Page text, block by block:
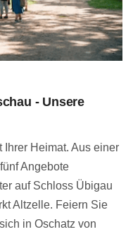
- Unsere
Heimat. Aus einer
Angebote
auf Schloss Übigau
Altzelle. Feiern Sie
in Oschatz von